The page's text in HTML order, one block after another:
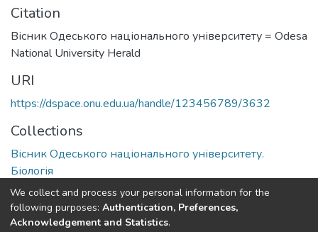
Citation
Вісник Одеського національного університету = Odesa
National University Herald
URI
https://dspace.onu.edu.ua/handle/123456789/3632
Collections
Вісник Одеського національного університету.
Біологія
Full item page
We collect and process your personal information for the
following purposes: Authentication, Preferences,
Acknowledgement and Statistics.